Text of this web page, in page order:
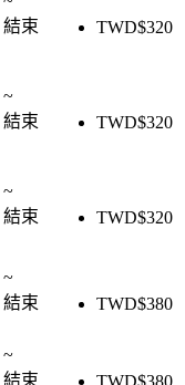
結束
TWD$320
~
結束
TWD$320
~
結束
TWD$320
~
結束
TWD$380
~
結束
TWD$380